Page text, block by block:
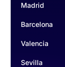
Madrid
Barcelona
Valencia
Sevilla